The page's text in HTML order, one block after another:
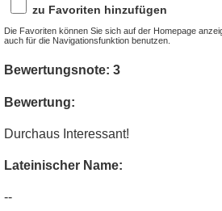
zu Favoriten hinzufügen
Die Favoriten können Sie sich auf der Homepage
auch für die Navigationsfunktion benutzen.
Bewertungsnote: 3
Bewertung:
Durchaus Interessant!
Lateinischer Name:
--